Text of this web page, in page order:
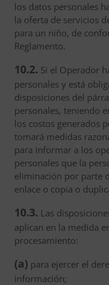
los datos personales
la oferta de servicios
para un niño, de
Reglamento.
10.2. Si el Operador
personales y está
disposiciones del
personales, teniendo
los costos generados
tomará medidas
para informar a los
personales que la
eliminación por parte
enlace o copia o
10.3. Las
aplican en la medida
procesamiento:
(a) para ejercer el
información;